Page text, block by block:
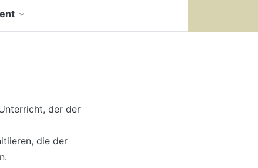
der der
die der